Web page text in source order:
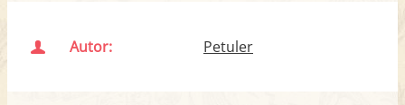
Autor: Petuler